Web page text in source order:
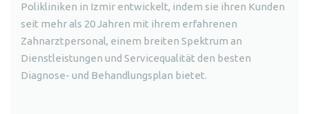
Polikliniken in Izmir entwickelt, indem sie ihren Kunden
seit mehr als 20 Jahren mit ihrem erfahrenen
Zahnarztpersonal, einem breiten Spektrum an
Dienstleistungen und Servicequalität den besten
Diagnose- und Behandlungsplan bietet.